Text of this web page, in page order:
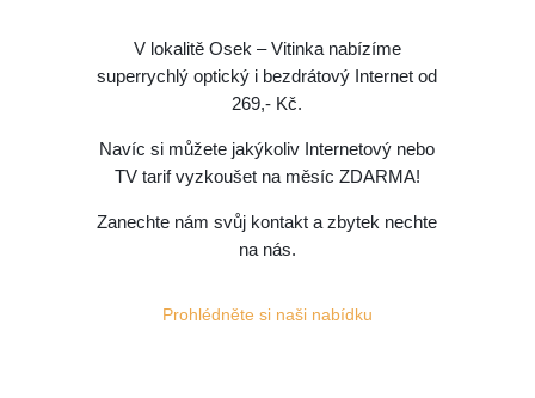
V lokalitě Osek – Vitinka nabízíme
superrychlý optický i bezdrátový Internet od
269,- Kč.
Navíc si můžete jakýkoliv Internetový nebo
TV tarif vyzkoušet na měsíc ZDARMA!
Zanechte nám svůj kontakt a zbytek nechte
na nás.
Prohlédněte si naši nabídku